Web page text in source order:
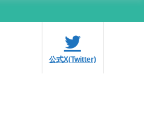
公式X(Twitter)